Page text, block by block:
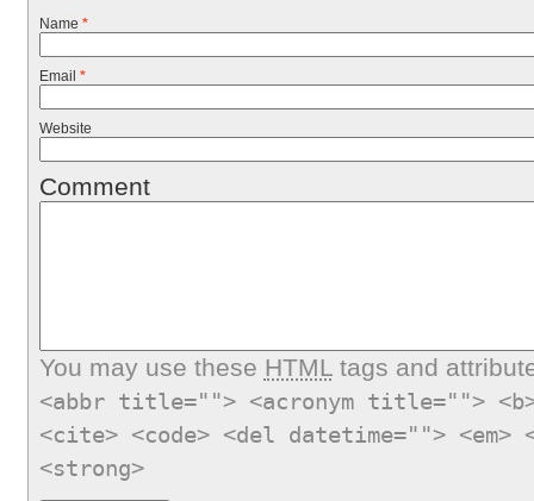
Name *
Email *
Website
Comment
You may use these HTMLtags and
<abbr title=""> <acronym title="">
<cite> <code> <del datetime="">
<strong>